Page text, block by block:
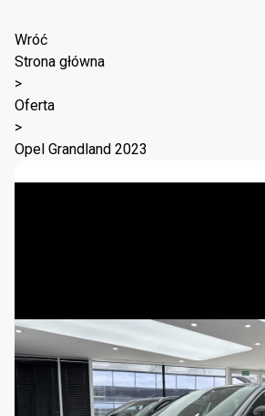
Wróć
Strona główna
>
Oferta
>
Opel Grandland 2023